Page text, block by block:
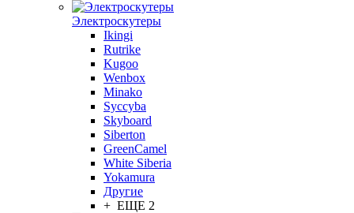
Электроскутеры
Ikingi
Rutrike
Kugoo
Wenbox
Minako
Syccyba
Skyboard
Siberton
GreenCamel
White Siberia
Yokamura
Другие
+ ЕЩЕ 2